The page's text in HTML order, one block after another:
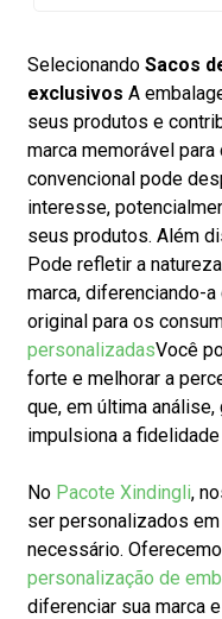
Selecionando Sacos
exclusivos A
seus produtos e
marca memorável
convencional pode
interesse,
seus produtos. Além
Pode refletir a
marca, diferenciando-
original para os
personalizadasVocê
forte e melhorar a
que, em última
impulsiona a
No Pacote Xindingli,
ser personalizados
necessário.
personalização de
diferenciar sua marca